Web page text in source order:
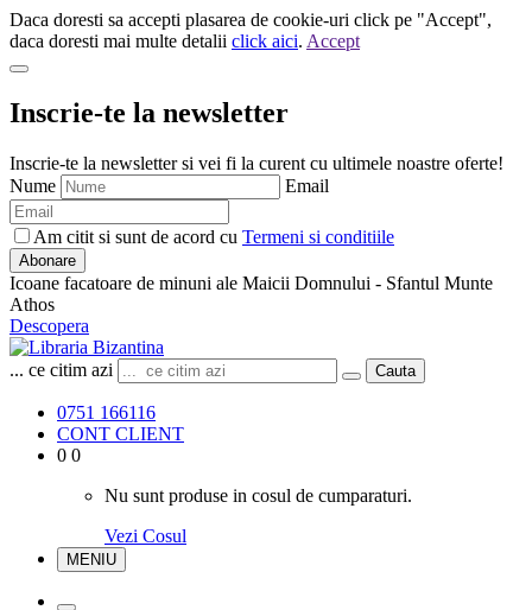
Daca doresti sa accepti plasarea de cookie-uri click pe "Accept",
daca doresti mai multe detalii click aici. Accept
Inscrie-te la newsletter
Inscrie-te la newsletter si vei fi la curent cu ultimele noastre oferte!
Nume
Email
Am citit si sunt de acord cu Termeni si conditiile
Abonare
Icoane facatoare de minuni ale Maicii Domnului - Sfantul Munte
Athos
Descopera
... ce citim azi Cauta
0751 166116
CONT CLIENT
0 0
Nu sunt produse in cosul de cumparaturi.
Vezi Cosul
MENIU